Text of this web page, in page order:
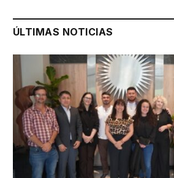
ÚLTIMAS NOTICIAS